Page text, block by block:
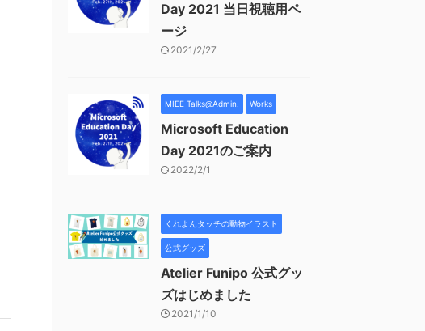
Day 2021 当日視聴用ペ
ージ
2021/2/27
MIEE Talks@Admin. Works
Microsoft Education
Day 2021のご案内
2022/2/1
くれよんタッチの動物イラスト
公式グッズ
Atelier Funipo 公式グッ
ズはじめました
2021/1/10